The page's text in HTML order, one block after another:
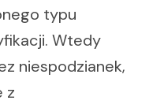
typu
Wtedy
niespodzianek,
z